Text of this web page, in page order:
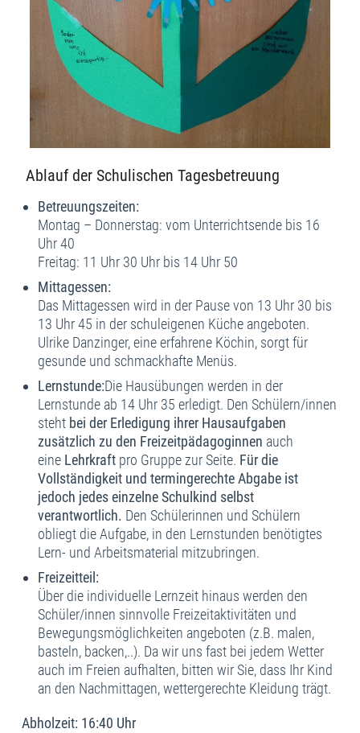
Ablauf der Schulischen Tagesbetreuung
Betreuungszeiten:
Montag – Donnerstag: vom Unterrichtsende bis 16
Uhr 40
Freitag: 11 Uhr 30 Uhr bis 14 Uhr 50
Mittagessen:
Das Mittagessen wird in der Pause von 13 Uhr 30 bis
13 Uhr 45 in der schuleigenen Küche angeboten.
Ulrike Danzinger, eine erfahrene Köchin, sorgt für
gesunde und schmackhafte Menüs.
Lernstunde:Die Hausübungen werden in der
Lernstunde ab 14 Uhr 35 erledigt. Den Schülern/innen
stehtbei der Erledigung ihrer Hausaufgaben
zusätzlich zu den Freizeitpädagoginnen auch
eineLehrkraftpro Gruppe zur Seite. Für die
Vollständigkeit und termingerechte Abgabe ist
jedoch jedes einzelne Schulkind selbst
verantwortlich. Den Schülerinnen und Schülern
obliegt die Aufgabe, in den Lernstunden benötigtes
Lern- und Arbeitsmaterial mitzubringen.
Freizeitteil:
Über die individuelle Lernzeit hinaus werden den
Schüler/innen sinnvolle Freizeitaktivitäten und
Bewegungsmöglichkeiten angeboten (z.B. malen,
basteln, backen,..). Da wir uns fast bei jedem Wetter
auch im Freien aufhalten, bitten wir Sie, dass Ihr Kind
an den Nachmittagen, wettergerechte Kleidung trägt.
Abholzeit: 16:40 Uhr